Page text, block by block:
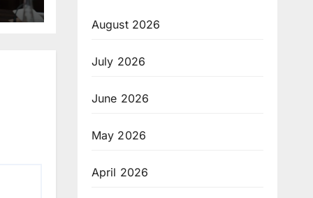
August 2026
July 2026
June 2026
May 2026
April 2026